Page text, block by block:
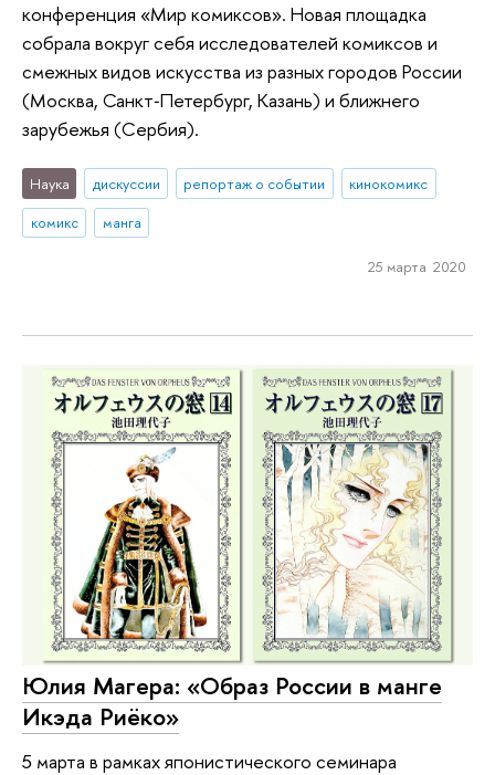
конференция «Мир комиксов». Новая площадка
собрала вокруг себя исследователей комиксов и
смежных видов искусства из разных городов России
(Москва, Санкт‑Петербург, Казань) и ближнего
зарубежья (Сербия).
Наука дискуссии репортаж о событии
кинокомикс
комикс
манга
25 марта 2020
Юлия Магера: «Образ России в манге
Икэда Риёко»
5 марта в рамках японистического семинара